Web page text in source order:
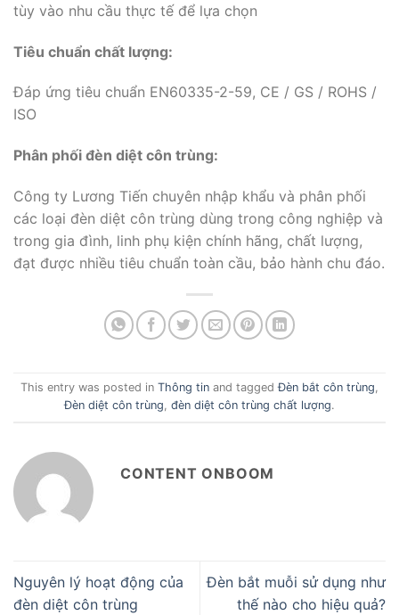
tùy vào nhu cầu thực tế để lựa chọn
Tiêu chuẩn chất lượng:
Đáp ứng tiêu chuẩn EN60335-2-59, CE / GS / ROHS /
ISO
Phân phối đèn diệt côn trùng:
Công ty Lương Tiến chuyên nhập khẩu và phân phối
các loại đèn diệt côn trùng dùng trong công nghiệp và
trong gia đình, linh phụ kiện chính hãng, chất lượng,
đạt được nhiều tiêu chuẩn toàn cầu, bảo hành chu đáo.
This entry was posted in Thông tin and taggedĐèn bắt côn trùng,
Đèn diệt côn trùng, đèn diệt côn trùng chất lượng.
CONTENT ONBOOM
Nguyên lý hoạt động của
đèn diệt côn trùng
Đèn bắt muỗi sử dụng như
thế nào cho hiệu quả?